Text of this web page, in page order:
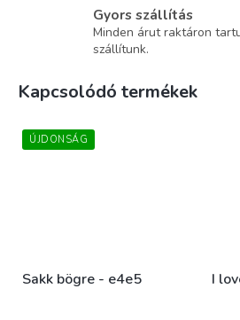
Gyors szállítás
Minden árut raktáron
szállítunk.
Kapcsolódó termékek
ÚJDONSÁG
Sakk bögre - e4e5 I